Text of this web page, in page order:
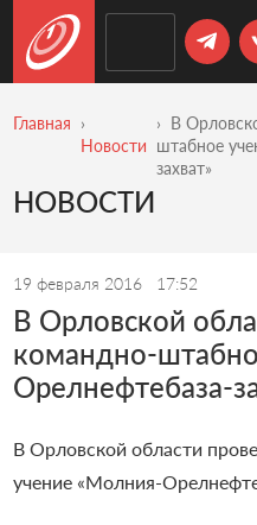
Главная
Новости
В
штабное
захват»
НОВОСТИ
19 февраля 2016 17:52
В Орловской
командно-
Орелнефтебаза-
В Орловской области
учение «Молния-